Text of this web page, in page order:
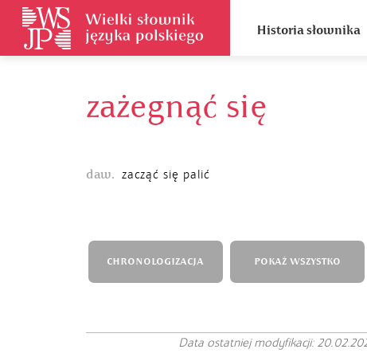
Historia słownika
zażegnąć się
daw. zacząć się palić
CHRONOLOGIZACJA POKAŻ WSZYSTKO
Data ostatniej modyfikacji: